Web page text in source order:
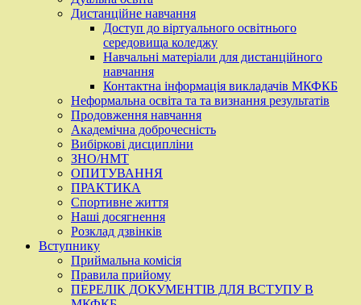
Дистанційне навчання
Доступ до віртуального освітнього
середовища коледжу
Навчальні матеріали для дистанційного
навчання
Контактна інформація викладачів МКФКБ
Неформальна освіта та та визнання результатів
Продовження навчання
Академічна доброчесність
Вибіркові дисципліни
ЗНО/НМТ
ОПИТУВАННЯ
ПРАКТИКА
Спортивне життя
Наші досягнення
Розклад дзвінків
Вступнику
Приймальна комісія
Правила прийому
ПЕРЕЛІК ДОКУМЕНТІВ ДЛЯ ВСТУПУ В